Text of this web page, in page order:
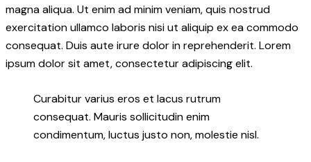
magna aliqua. Ut enim ad minim veniam, quis nostrud
exercitation ullamco laboris nisi ut aliquip ex ea commodo
consequat. Duis aute irure dolor in reprehenderit. Lorem
ipsum dolor sit amet, consectetur adipiscing elit.
Curabitur varius eros et lacus rutrum
consequat. Mauris sollicitudin enim
condimentum, luctus justo non, molestie nisl.